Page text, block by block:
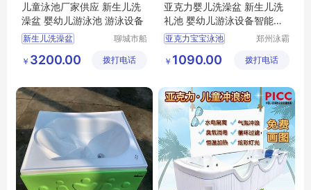
儿童泳池厂家供应 新生儿洗
澡盆 婴幼儿游泳池 游泳设备
新生儿洗澡盆
儿童游泳设备
聊城市船
乐设备有
￥ 3200.00 拨打电话
亚克力婴儿洗澡盆 新生儿洗
礼池 婴幼儿游泳设备智能恒
温
亚克力宝宝泳池
婴幼儿亚克力泳池
郑州泳霸
有限公司
￥ 1090.00 拨打电话